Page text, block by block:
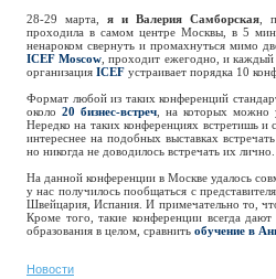
28-29 марта,я и Валерия Самборская ,
проходила в самом центре Москвы, в 5
ненароком свернуть и промахнуться мимо
ICEF Moscow , проходит ежегодно, и каждый
организация ICEF устраивает порядка 10
Формат любой из таких конференций
около 20 бизнес-встреч , на которых можно
Нередко на таких конференциях встретишь и
интереснее на подобных выставках
но никогда не доводилось встречать их лично.
На данной конференции в Москве удалось
у нас получилось пообщаться с
Швейцария, Испания. И примечательно то,
Кроме того, такие конференции всегда
образования в целом, сравнить обучение в
Новости